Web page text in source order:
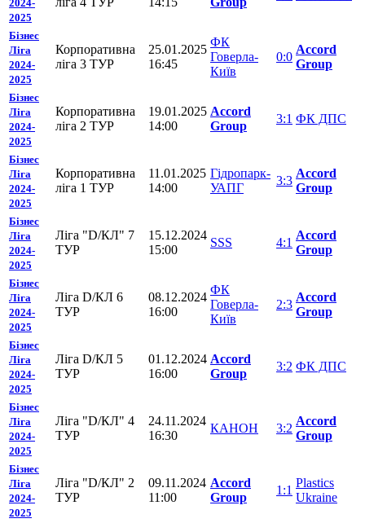
2024-
2025
Бізнес
Ліга
2024-
2025
Корпоративна
ліга 3 ТУР
25.01.2025
16:45
ФК
Говерла-
Київ
0:0
Accord
Group
Бізнес
Ліга
2024-
2025
Корпоративна
ліга 2 ТУР
19.01.2025
14:00
Accord
Group
3:1 ФК ДПС
Бізнес
Ліга
2024-
2025
Корпоративна
ліга 1 ТУР
11.01.2025
14:00
Гідропарк-
УАПГ
3:3
Accord
Group
Бізнес
Ліга
2024-
2025
Ліга "D/КЛ" 7
ТУР
15.12.2024
15:00
SSS 4:1
Accord
Group
Бізнес
Ліга
2024-
2025
Ліга D/КЛ 6
ТУР
08.12.2024
16:00
ФК
Говерла-
Київ
2:3
Accord
Group
Бізнес
Ліга
2024-
2025
Ліга D/КЛ 5
ТУР
01.12.2024
16:00
Accord
Group
3:2 ФК ДПС
Бізнес
Ліга
2024-
2025
Ліга "D/КЛ" 4
ТУР
24.11.2024
16:30
КАНОН 3:2
Accord
Group
Бізнес
Ліга
2024-
2025
Ліга "D/КЛ" 2
ТУР
09.11.2024
11:00
Accord
Group
1:1
Plastics
Ukraine